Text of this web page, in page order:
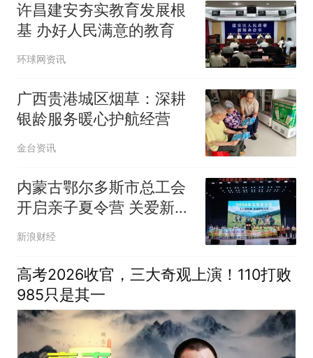
许昌建安夯实教育发展根
基 办好人民满意的教育
环球网资讯
广西贵港城区烟草：深耕
银龄服务暖心护航经营
金台资讯
内蒙古鄂尔多斯市总工会
开启亲子夏令营 关爱新就
业形态劳动者、农牧民工
新浪财经
高考2026收官，三大奇观上演！110打败
985只是其一